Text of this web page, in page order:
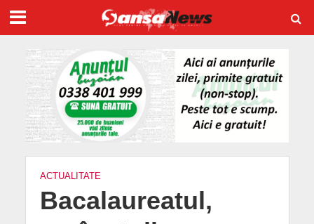
ACTUALITATE
Bacalaureatul,